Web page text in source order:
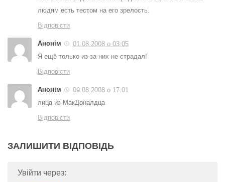
людям есть тестом на его зрелость.
Відповісти
Анонім
01.08.2008 о 03:05
Я ещё только из-за них не страдал!
Відповісти
Анонім
09.08.2008 о 17:01
лица из МакДоналдца
Відповісти
ЗАЛИШИТИ ВІДПОВІДЬ
Увійти через: